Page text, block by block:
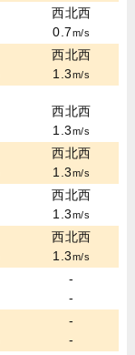
西北西
0.7m/s
西北西
1.3m/s
西北西
1.3m/s
西北西
1.3m/s
西北西
1.3m/s
西北西
1.3m/s
-
-
-
-